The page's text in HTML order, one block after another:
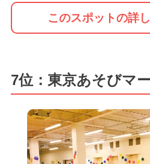
このスポットの詳
7位：東京あそびマ